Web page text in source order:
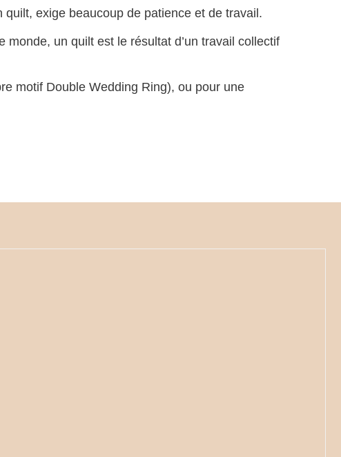
exige beaucoup de patience et de travail.
un quilt est le résultat d’un travail collectif
motif Double Wedding Ring), ou pour une